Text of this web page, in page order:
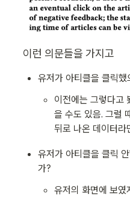
이런 의문들을 가지고
유저가 아티클을 클릭
이전에는 그렇다고
을 수도 있음. 그럴
뒤로 나온 데이터
유저가 아티클을 클릭
가?
유저의 화면에 보였